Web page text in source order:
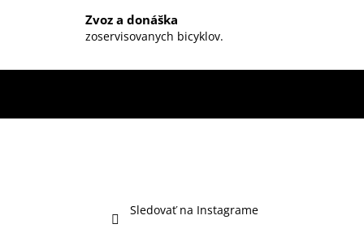
p
s
Zvoz a donáška
zoservisovanych bicyklov.
Sledovať na Instagrame